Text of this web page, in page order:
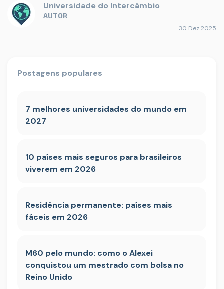
Universidade do Intercâmbio
AUTOR
30 Dez 2025
Postagens populares
7 melhores universidades do mundo em
2027
10 países mais seguros para brasileiros
viverem em 2026
Residência permanente: países mais
fáceis em 2026
M60 pelo mundo: como o Alexei
conquistou um mestrado com bolsa no
Reino Unido